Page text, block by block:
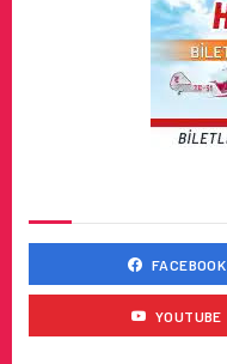
FACEBOOK
YOUTUBE